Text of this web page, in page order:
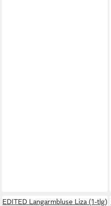
EDITED Langarmbluse Liza (1-tlg)